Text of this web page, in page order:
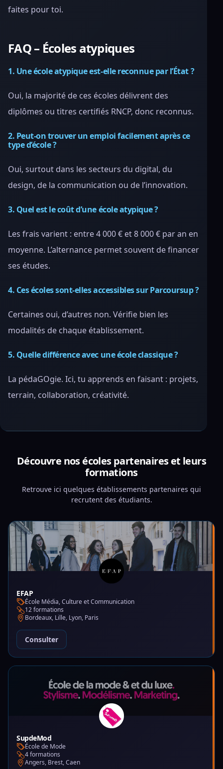
faites pour toi.
FAQ – Écoles atypiques
1. Une école atypique est-elle reconnue par l’État ?
Oui, la majorité de ces écoles délivrent des
diplômes ou titres certifiés RNCP, donc reconnus.
2. Peut-on trouver un emploi facilement après ce
type d’école ?
Oui, surtout dans les secteurs du digital, du
design, de la communication ou de l’innovation.
3. Quel est le coût d’une école atypique ?
Les frais varient : entre 4 000 € et 8 000 € par an en
moyenne. L’alternance permet souvent de financer
ses études.
4. Ces écoles sont-elles accessibles sur Parcoursup ?
Certaines oui, d’autres non. Vérifie bien les
modalités de chaque établissement.
5. Quelle différence avec une école classique ?
La pédaGOgie. Ici, tu apprends en faisant : projets,
terrain, collaboration, créativité.
Découvre nos écoles partenaires et leurs
formations
Retrouve ici quelques établissements partenaires qui
recrutent des étudiants.
EFAP
École Média, Culture et Communication
12 formations
Bordeaux, Lille, Lyon, Paris
Consulter
SupdeMod
École de Mode
4 formations
Angers, Brest, Caen